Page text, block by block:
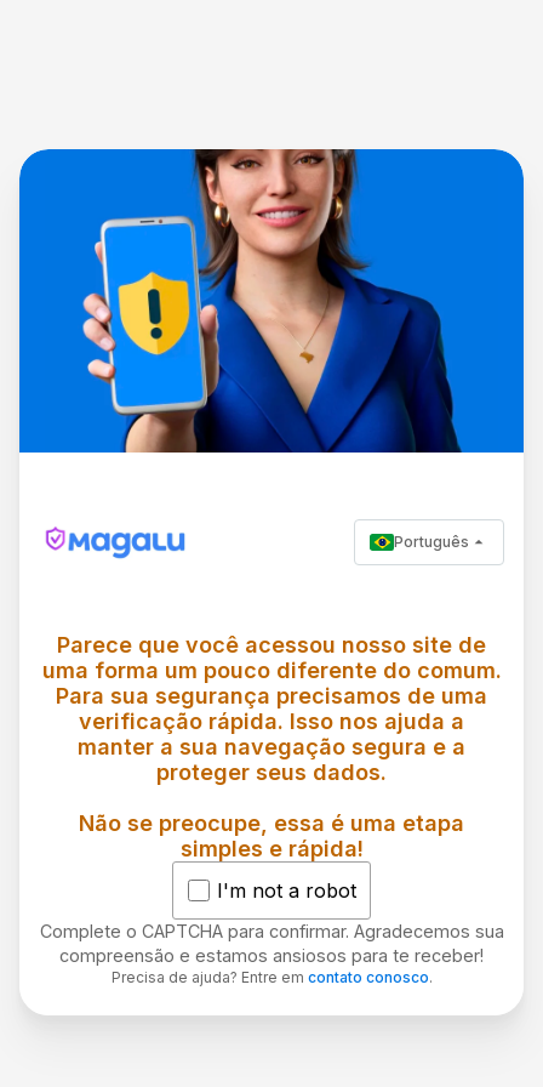
Português
Parece que você acessou nosso site de
uma forma um pouco diferente do comum.
Para sua segurança precisamos de uma
verificação rápida. Isso nos ajuda a
manter a sua navegação segura e a
proteger seus dados.
Não se preocupe, essa é uma etapa
simples e rápida!
I'm not a robot
Complete o CAPTCHA para confirmar. Agradecemos sua
compreensão e estamos ansiosos para te receber!
Precisa de ajuda? Entre em contato conosco.